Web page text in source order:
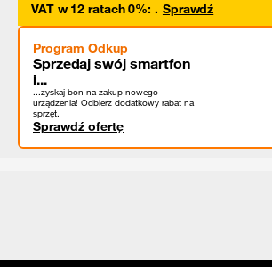
VAT w 12 ratach 0%: . Sprawdź
Program Odkup
Sprzedaj swój smartfon
i...
...zyskaj bon na zakup nowego
urządzenia! Odbierz dodatkowy rabat na
sprzęt.
Sprawdź ofertę